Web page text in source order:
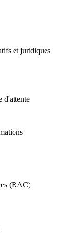
et juridiques
d'attente
(RAC)